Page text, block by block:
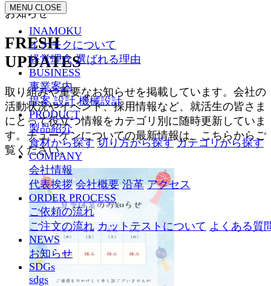
MENU CLOSE
INAMOKU
イナモクについて
経営理念 選ばれる理由
BUSINESS
事業案内
提案 設計 機械設計
PRODUCT
製品紹介
食材から探す 切り方から探す カテゴリから探す
COMPANY
会社情報
代表挨拶 会社概要 沿革 アクセス
ORDER PROCESS
ご依頼の流れ
ご注文の流れ カットテストについて よくある質
NEWS
お知らせ
SDGs
sdgs
お知らせ
FRESH
UPDATES
取り組みや重要なお知らせを掲載しています。会社の
活動状況やイベント、採用情報など、就活生の皆さま
にとって役立つ情報をカテゴリ別に随時更新していま
す。チューゲンについての最新情報は、こちらからご
覧ください。